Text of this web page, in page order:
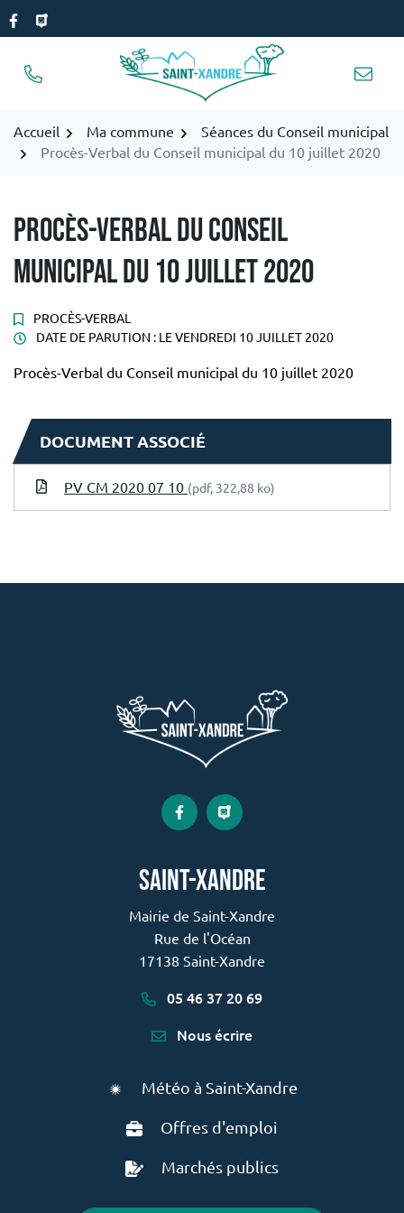
Aller
au
Lien vers le compte Facebook
Lien vers la page PanneauPocket
Accueil Ma commune
Séances du Conseil municipal
Procès-Verbal du Conseil municipal du 10 juillet 2020
Procès-Verbal du Conseil
municipal du 10 juillet 2020
PROCÈS-VERBAL
DATE DE PARUTION : LEVENDREDI 10 JUILLET 2020
Procès-Verbal du Conseil municipal du 10 juillet 2020
DOCUMENT ASSOCIÉ
PV CM 2020 07 10 (pdf, 322,88 ko)
Lien vers le compte Facebook
Lien vers la page
saint-xandre
Mairie de Saint-Xandre
Rue de l'Océan
17138 Saint-Xandre
05 46 37 20 69
Nous écrire
Météo à Saint-Xandre
Offres d'emploi
Marchés publics